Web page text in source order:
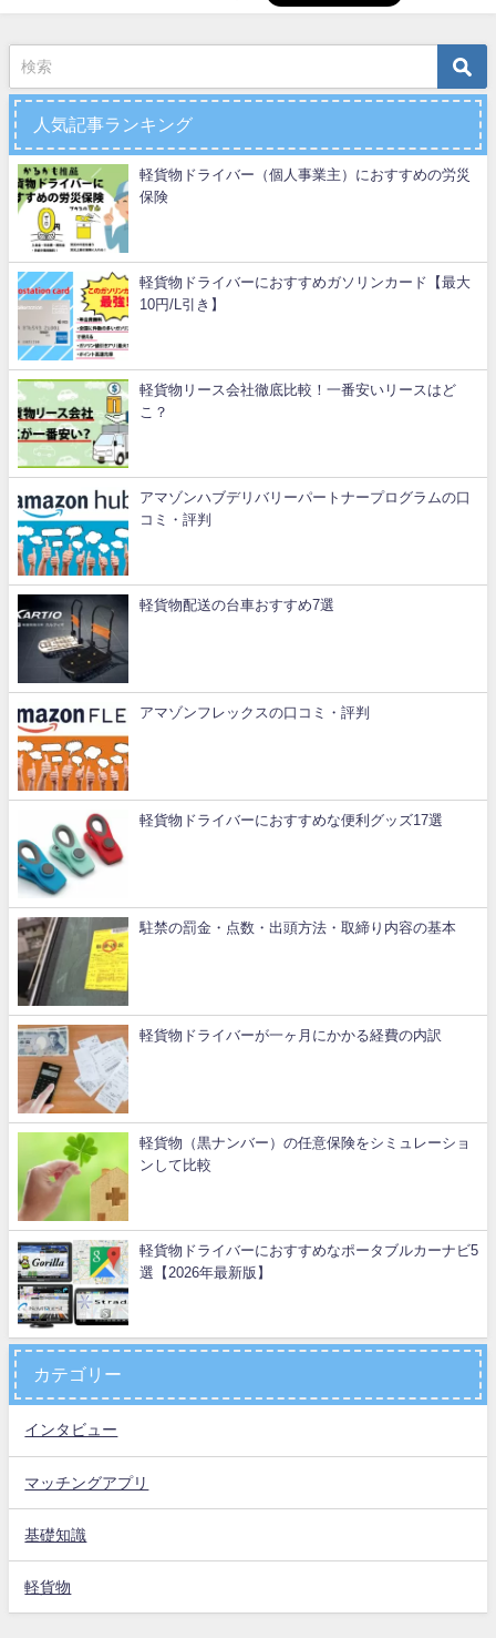
人気記事ランキング
軽貨物ドライバー（個人事業主）におすすめの労災
保険
軽貨物ドライバーにおすすめガソリンカード【最大
10円/L引き】
軽貨物リース会社徹底比較！一番安いリースはど
こ？
アマゾンハブデリバリーパートナープログラムの口
コミ・評判
軽貨物配送の台車おすすめ7選
アマゾンフレックスの口コミ・評判
軽貨物ドライバーにおすすめな便利グッズ17選
駐禁の罰金・点数・出頭方法・取締り内容の基本
軽貨物ドライバーが一ヶ月にかかる経費の内訳
軽貨物（黒ナンバー）の任意保険をシミュレーショ
ンして比較
軽貨物ドライバーにおすすめなポータブルカーナビ5
選【2026年最新版】
カテゴリー
インタビュー
マッチングアプリ
基礎知識
軽貨物